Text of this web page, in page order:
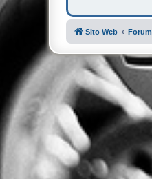
Sito Web Forum